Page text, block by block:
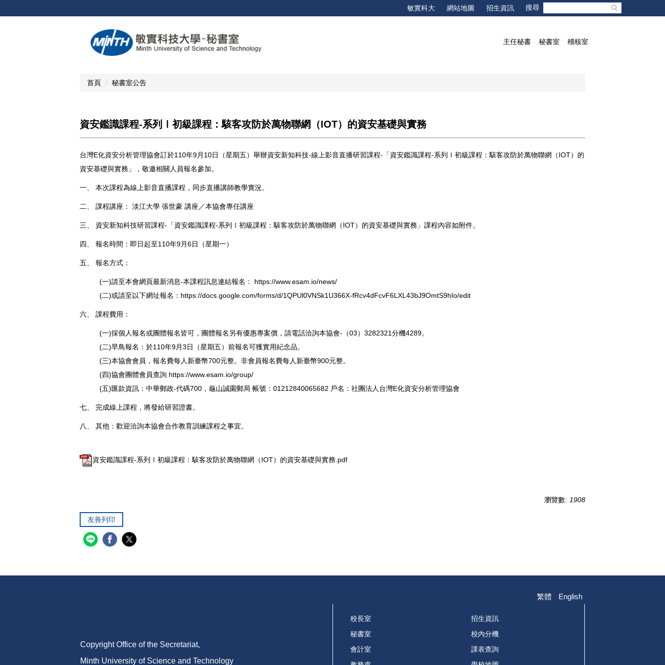
到
敏實科大 網站地圖 招生資訊
主任秘書 秘書室 稽核室
首頁 秘書室公告
資安鑑識課程-系列Ⅰ初級課程：駭客攻防於萬物聯網（IOT）的資安基礎與實務
台灣E化資安分析管理協會訂於110年9月10日（星期五）舉辦資安新知科技-線上影音直播研習課程-「資安鑑識課程-系列Ⅰ初級課程：駭客攻防於萬物聯網（IOT）的
資安基礎與實務」，敬邀相關人員報名參加。
一、 本次課程為線上影音直播課程，同步直播講師教學實況。
二、 課程講座： 淡江大學 張世豪 講座／本協會專任講座
三、 資安新知科技研習課程-「資安鑑識課程-系列Ⅰ初級課程：駭客攻防於萬物聯網（IOT）的資安基礎與實務」課程內容如附件。
四、 報名時間：即日起至110年9月6日（星期一）
五、 報名方式：
(一)請至本會網頁最新消息-本課程訊息連結報名：
https://www.esam.io/news/
(二)或請至以下網址報名： https://docs.google.com/forms/d/1QPUl0VNSk1U366X-fRcv4dFcvF6LXL43bJ9OmtS9hIo/edit
六、 課程費用：
(一)採個人報名或團體報名皆可，團體報名另有優惠專案價，請電話洽詢本協會-（03）3282321分機4289。
(二)早鳥報名：於110年9月3日（星期五）前報名可獲實用紀念品。
(三)本協會會員，報名費每人新臺幣700元整。非會員報名費每人新臺幣900元整。
(四)協會團體會員查詢 https://www.esam.io/group/
(五)匯款資訊：中華郵政-代碼700，龜山誠園郵局 帳號：01212840065682 戶名：社團法人台灣E化資安分析管理協會
七、 完成線上課程，將發給研習證書。
八、 其他：歡迎洽詢本協會合作教育訓練課程之事宜。
資安鑑識課程-系列Ⅰ初級課程：駭客攻防於萬物聯網（IOT）的資安基礎與實務.pdf
瀏覽數: 1908
友善列印
繁體 English
Copyright Office of the Secretariat,
Minth University of Science and Technology
校長室
秘書室
會計室
招生資訊
校內分機
課表查詢